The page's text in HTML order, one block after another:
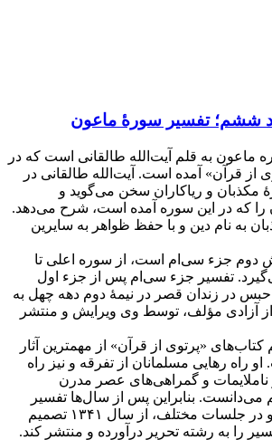
ششم؛ تفسیر سورۀ ماعون
ماعون به قلم آیت‌الله طالقانی است که در
قرآن» آمده است. آیت‌الله طالقانی در
مکذبان و ریاکاران سخن می‌گوید و
را که در این سوره آمده است، شرح می‌دهد.
به نام دین و با حفظ ظواهر به سایرین
دوم جزء سی‌ام است، از سوره اعلی تا
تفسیر جزء سی‌ام پس از جزء اول
در زندان قصر در نیمۀ دوم دهه چهل به
آزادی مؤلف، توسط وی ویرایش و منتشر
«پرتوی از قرآن» از مهمترین آثار
راه رهایی مسلمانان از تفرقه و نیز راه
ناملایمات و گمراهی‌های عصر مدرن
می‌دانست. بنابراین پس از سال‌ها تفسیر
شفاهی قرآن بر منبر و در جلسات مختلف، از سال ۱۳۴۱ تصمیم
را به رشته تحریر درآورده و منتشر کند.